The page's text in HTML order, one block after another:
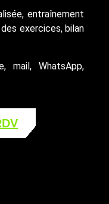
entraînement
exercices, bilan
mail, WhatsApp,